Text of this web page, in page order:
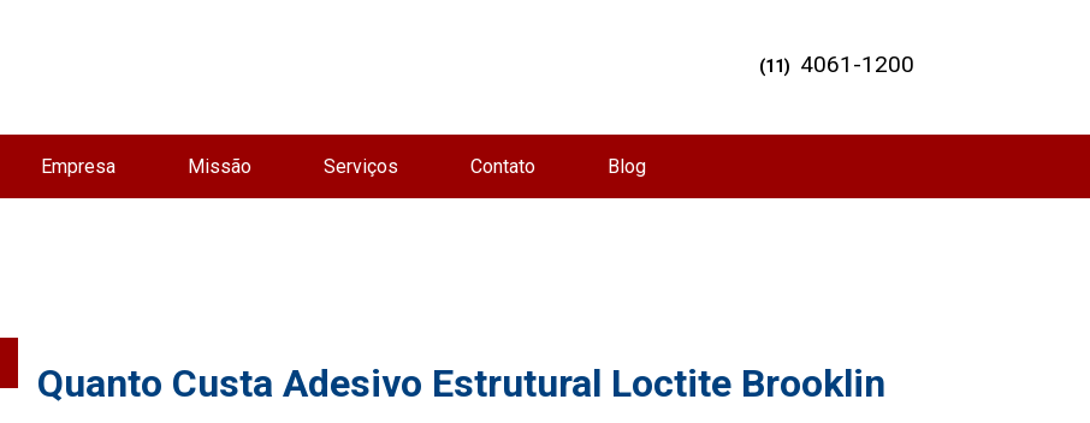
Empresa Missão Serviços Contato Blog
(11) 4061-1200
Quanto Custa Adesivo Estrutural Loctite Brooklin